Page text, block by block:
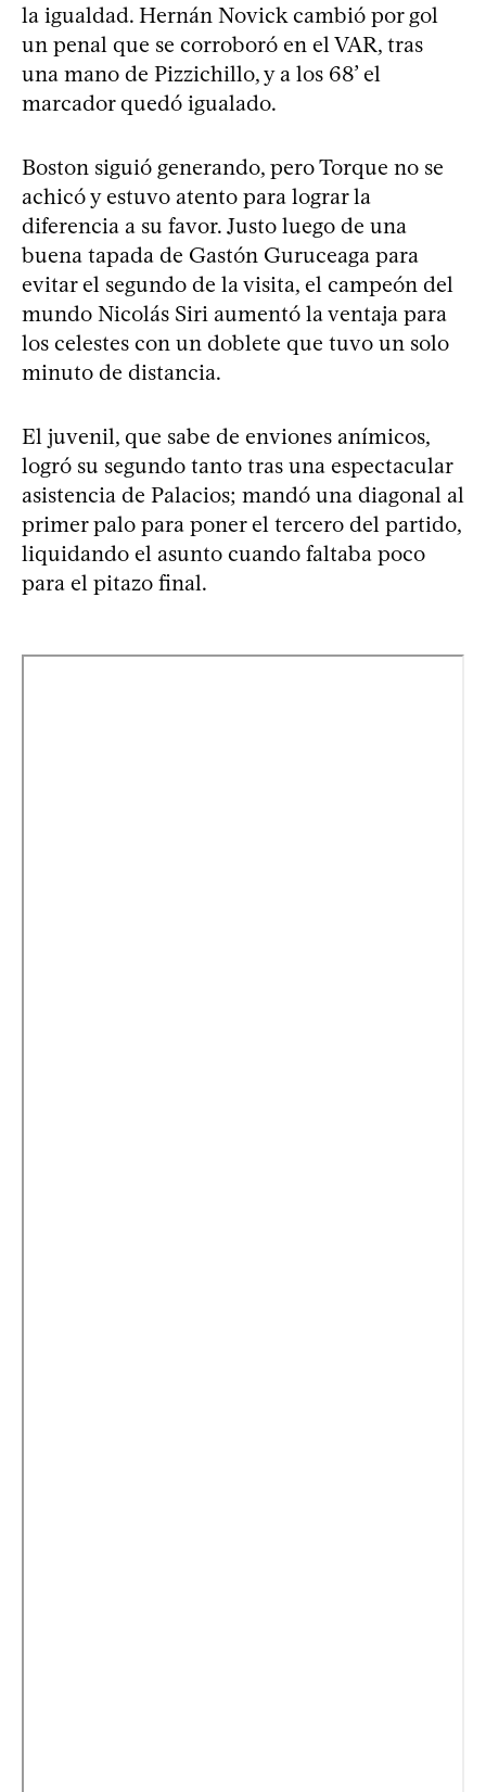
la igualdad. Hernán Novick cambió por gol
un penal que se corroboró en el VAR, tras
una mano de Pizzichillo, y a los 68’ el
marcador quedó igualado.
Boston siguió generando, pero Torque no se
achicó y estuvo atento para lograr la
diferencia a su favor. Justo luego de una
buena tapada de Gastón Guruceaga para
evitar el segundo de la visita, el campeón del
mundo Nicolás Siri aumentó la ventaja para
los celestes con un doblete que tuvo un solo
minuto de distancia.
El juvenil, que sabe de enviones anímicos,
logró su segundo tanto tras una espectacular
asistencia de Palacios; mandó una diagonal al
primer palo para poner el tercero del partido,
liquidando el asunto cuando faltaba poco
para el pitazo final.